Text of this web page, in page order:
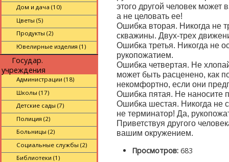
Дом и дача (10)
Цветы (5)
Продукты (2)
Ювелирные изделия (1)
Государ.
учреждения
Администрации (18)
Школы (17)
Детские сады (7)
Полиция (2)
Больницы (2)
Социальные службы (2)
Библиотеки (1)
этого другой человек может
а не целовать ее!
Ошибка вторая. Никогда не
скважины. Двух-трех
Ошибка третья. Никогда не
рукопожатием.
Ошибка четвертая. Не
может быть расценено, как
некомфортно, если они
Ошибка пятая. Не наносите
Ошибка шестая. Никогда не
не терминатор! Да,
Приветствуя другого
вашим окружением.
Просмотров: 683